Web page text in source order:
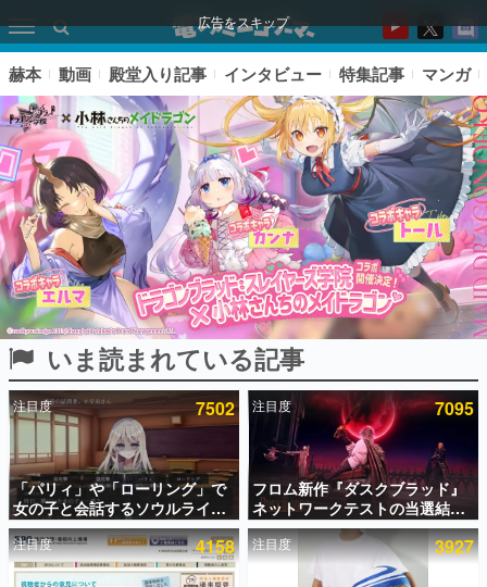
広告をスキップ
ピックアップ
電ファミのいま読まれている記事ランキング
アプリセール情報
インタビュー
連載・特集一覧
赫本 動画 殿堂入り記事 インタビュー 特集記事 マンガ
いま読まれている記事
注目度 7502
「パリィ」や「ローリング」で
女の子と会話するソウルライク
恋愛ゲーム『小早川さんはソウ
ルライク』無料公開。返事に失
敗すると「YOU DIED」
注目度 7095
フロム新作『ダスクブラッド』
ネットワークテストの当選結果
が8月7日22時に発表。応募サイ
トのマイページから確認可能、
テスト実施は8月21日～24日
注目度 4158 注目度 3927